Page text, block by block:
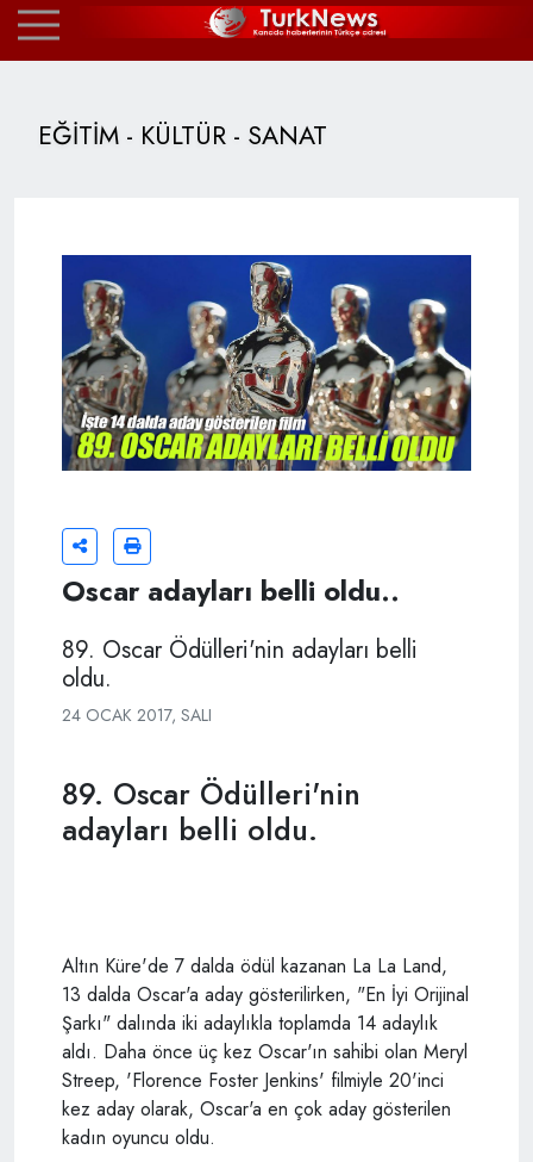
EĞİTİM - KÜLTÜR - SANAT
Oscar adayları belli oldu..
89. Oscar Ödülleri'nin adayları belli
oldu.
24 OCAK 2017, SALI
89. Oscar Ödülleri'nin
adayları belli oldu.
Altın Küre'de 7 dalda ödül kazanan La La Land,
13 dalda Oscar'a aday gösterilirken, "En İyi Orijinal
Şarkı" dalında iki adaylıkla toplamda 14 adaylık
aldı. Daha önce üç kez Oscar'ın sahibi olan Meryl
Streep, 'Florence Foster Jenkins' filmiyle 20'inci
kez aday olarak, Oscar'a en çok aday gösterilen
kadın oyuncu oldu.